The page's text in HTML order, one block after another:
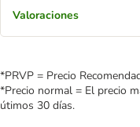
Valoraciones
*PRVP = Precio
*Precio normal = El precio
útimos 30 días.